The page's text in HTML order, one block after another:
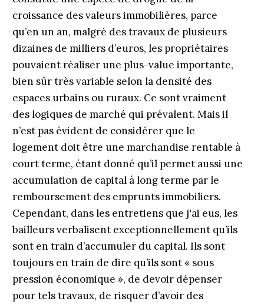
croissance des valeurs immobilières, parce
qu’en un an, malgré des travaux de plusieurs
dizaines de milliers d’euros, les propriétaires
pouvaient réaliser une plus-value importante,
bien sûr très variable selon la densité des
espaces urbains ou ruraux. Ce sont vraiment
des logiques de marché qui prévalent. Mais il
n’est pas évident de considérer que le
logement doit être une marchandise rentable à
court terme, étant donné qu’il permet aussi une
accumulation de capital à long terme par le
remboursement des emprunts immobiliers.
Cependant, dans les entretiens que j'ai eus, les
bailleurs verbalisent exceptionnellement qu’ils
sont en train d’accumuler du capital. Ils sont
toujours en train de dire qu’ils sont « sous
pression économique », de devoir dépenser
pour tels travaux, de risquer d’avoir des